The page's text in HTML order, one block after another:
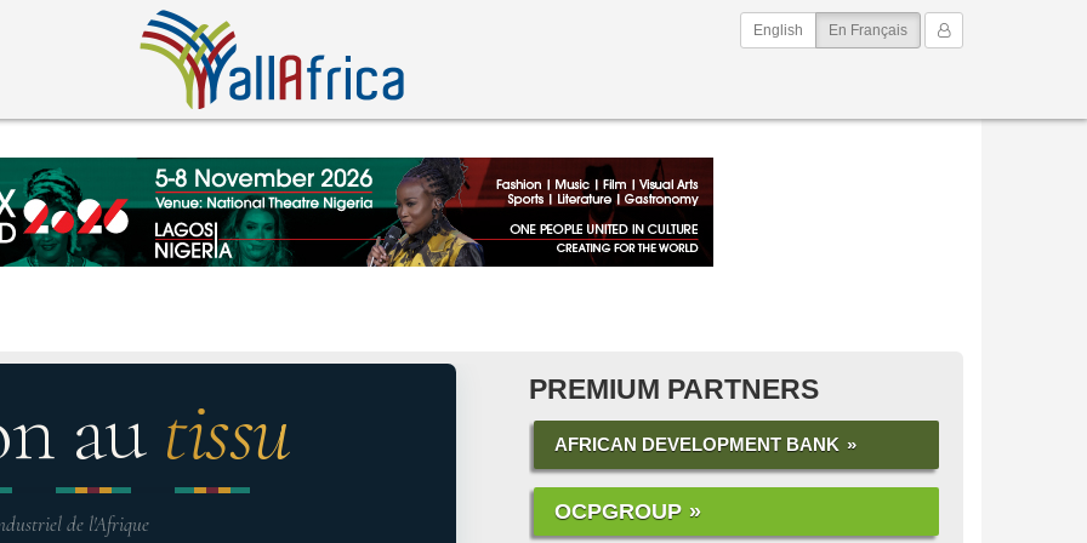
Mon Compte
English En Français(current)
au tissu
de l'Afrique
PREMIUM PARTNERS
AFRICAN DEVELOPMENT BANK
OCPGROUP